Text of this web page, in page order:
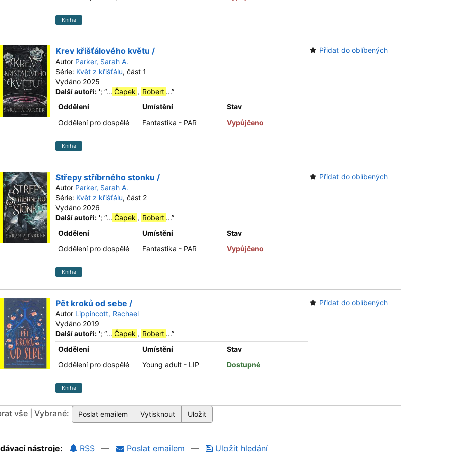
Kniha
Krev křišťálového květu /
Autor Parker, Sarah A.
Série: Květ z křišťálu, část 1
Vydáno 2025
Další autoři: '; “... Čapek , Robert ...”
Oddělení
Umístění
Stav
Oddělení pro dospělé
Fantastika - PAR Vypůjčeno
Kniha
Přidat do oblíbených
Střepy stříbrného stonku /
Autor Parker, Sarah A.
Série: Květ z křišťálu, část 2
Vydáno 2026
Další autoři: '; “... Čapek , Robert ...”
Oddělení
Umístění
Stav
Oddělení pro dospělé
Fantastika - PAR Vypůjčeno
Kniha
Přidat do oblíbených
Pět kroků od sebe /
Autor Lippincott, Rachael
Vydáno 2019
Další autoři: '; “... Čapek , Robert ...”
Oddělení
Umístění
Stav
Oddělení pro dospělé
Young adult - LIP Dostupné
Kniha
Přidat do oblíbených
vše | Vybrané:
nástroje: RSS — Poslat emailem — Uložit hledání